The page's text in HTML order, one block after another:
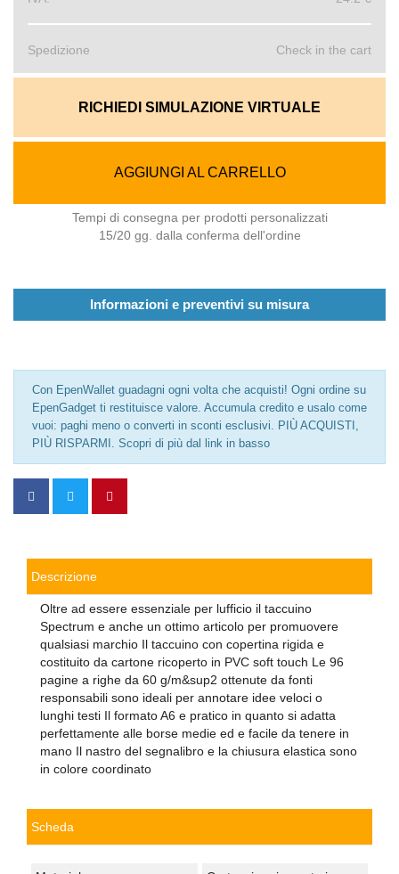
Spedizione Check in the cart
RICHIEDI SIMULAZIONE VIRTUALE
AGGIUNGI AL CARRELLO
Tempi di consegna per prodotti personalizzati
15/20 gg. dalla conferma dell'ordine
Informazioni e preventivi su misura
Con EpenWallet guadagni ogni volta che acquisti! Ogni ordine su
EpenGadget ti restituisce valore. Accumula credito e usalo come
vuoi: paghi meno o converti in sconti esclusivi. PIÙ ACQUISTI,
PIÙ RISPARMI. Scopri di più dal link in basso
Descrizione
Oltre ad essere essenziale per lufficio il taccuino
Spectrum e anche un ottimo articolo per promuovere
qualsiasi marchio Il taccuino con copertina rigida e
costituito da cartone ricoperto in PVC soft touch Le 96
pagine a righe da 60 g/m&sup2 ottenute da fonti
responsabili sono ideali per annotare idee veloci o
lunghi testi Il formato A6 e pratico in quanto si adatta
perfettamente alle borse medie ed e facile da tenere in
mano Il nastro del segnalibro e la chiusura elastica sono
in colore coordinato
Scheda